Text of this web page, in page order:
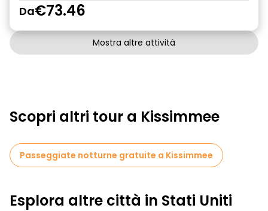
Da€73.46
Mostra altre attività
Scopri altri tour a Kissimmee
Passeggiate notturne gratuite a Kissimmee
Esplora altre città in Stati Uniti